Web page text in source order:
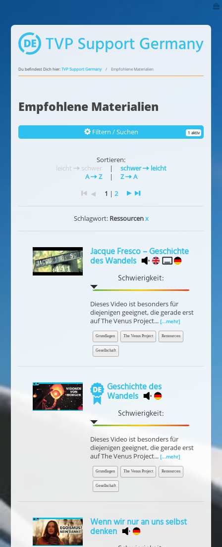
Du befindest Dich hier:TVP Support Germany Empfohlene Materialien
Empfohlene Materialien
Filtern / Suchen 1 aktiv
Sortieren:
leicht
schwer | schwer
leicht
A
Z | Z
A
1 | 2
Schlagwort: Ressourcenx
Jacque Fresco – Geschichte
des Wandels
Schwierigkeit:
Dieses Video ist besonders für
diejenigen geeignet, die gerade erst
auf The Venus Project... [...mehr]
Grundlagen The Venus Project Ressourcen
Gesellschaft
Geschichte des
Wandels
Schwierigkeit:
Dieses Video ist besonders für
diejenigen geeignet, die gerade erst
auf The Venus Project... [...mehr]
Grundlagen The Venus Project Ressourcen
Gesellschaft
Wenn wir nur an uns selbst
denken